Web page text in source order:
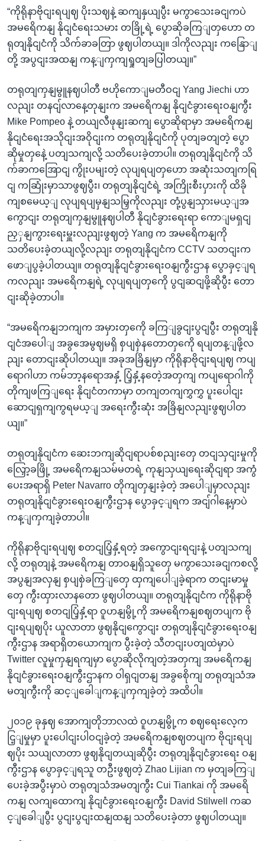
“ကိုရိုနာဗိုငျးရပျဈ ပိုးသဈနဲ့ ဆကျနှယျပွီး မကွာသေးခငျကပဲ
အမရေိကနျ နိုငျငံရေးသမား တခြို့ရဲ့ ပွောဆိုခကြျတှဟော တ
ရုတျနိုငျငံကို သိက်ခာခတြာ ဖွဈပါတယျ။ ဒါကိုလညျး ကနြောျ
တို့ အပွငျးအထနျ ကန့ျကှကျရှုတျခပြါတယျ။”
တရုတျကှနျမွူနဈပါတီ ဗဟိုကောျမတီဝငျ Yang Jiechi ဟာ
လညျး တနငျ်လာနေ့တုနျးက အမရေိကနျ နိုငျငံခွားရေးဝနျကွီး
Mike Pompeo နဲ့ တယျလီဖုနျးဆကျ ပွောဆိုရာမှာ အမရေိကနျ
နိုငျငံရေးအသိုငျးအဝိုငျးက တရုတျနိုငျငံကို ပုတျခတျတဲ့ ပွော
ဆိုမှုတှနေဲ့ ပတျသကျလို့ သတိပေးခဲ့တာပါ။ တရုတျနိုငျငံကို သိ
က်ခာကအြောငျ ကွိုးပမျးတဲ့ လုပျရပျတှဟော အဆုံးသတျကရြ
ငျ ကဆြုံးမှာသာဖွဈပွီး၊ တရုတျနိုငျငံရဲ့ အကြိုးစီးပှားကို ထိခို
ကျစမေယ့ျ လုပျရပျမှနျသမြှကိုလညျး တုံ့ပွနျသှားမယ့ျအ
ကွောငျး တရုတျကှနျမွူနဈပါတီ နိုငျငံခွားရေးရာ ကောျမရှငျ
ညှှနျကွားရေးမှူးလညျးဖွဈတဲ့ Yang က အမရေိကနျကို
သတိပေးခဲ့တယျလို့လညျး တရုတျနိုငျငံက CCTV သတငျးက
ဖောျပွခဲ့ပါတယျ။ တရုတျနိုငျငံခွားရေးဝနျကွီးဌာန ပွောခှင့ျရ
ကလညျး အမရေိကနျရဲ့ လုပျရပျတှကေို ပွငျဆငျဖို့ဆိုပွီး တော
ငျးဆိုခဲ့တာပါ။
“အမရေိကနျဘကျက အမှားတှကေို ခကြျခွငျးပွငျပွီး တရုတျနို
ငျငံအပေါျ အခွအေမွဈမရှိ စှပျစှဲနတောတှကေို ရပျတန့ျဖို့လ
ညျး တောငျးဆိုပါတယျ။ အခုအခြိနျမှာ ကိုရိုနာဗိုငျးရပျဈ ကပျ
ရောဂါဟာ ကမ်ဘာ့နရောအနှံ့ ပြံ့နှံ့နတေဲ့အတှကျ ကပျရောဂါကို
တိုကျဖကြျရေး နိုငျငံတကာမှာ တကျတကျကွှကွှ ပူးပေါငျး
ဆောငျရှကျကွရမယ့ျ အရေးကွီးဆုံး အခြိနျလညျးဖွဈပါတ
ယျ။”
တရုတျနိုငျငံက ဆေးဘကျဆိုငျရာပစ်စညျးတှေ တငျသှငျးမှုကို
လြှော့ခဖြို့ အမရေိကနျသမ်မတရဲ့ ကုနျသှယျရေးဆိုငျရာ အကွံ
ပေးအရာရှိ Peter Navarro တိုကျတှနျးခဲ့တဲ့ အပေါျမှာလညျး
တရုတျနိုငျငံခွားရေးဝနျကွီးဌာန ပွောခှင့ျရက အငျ်ဂါနေ့မှာပဲ
ကန့ျကှကျခဲ့တာပါ။
ကိုရိုနာဗိုငျးရပျဈ စတငျပြံ့နှံ့ရတဲ့ အကွောငျးရငျးနဲ့ ပတျသကျ
လို့ တရုတျနဲ့ အမရေိကနျ တာဝနျရှိသူတှေ မကွာသေးခငျကစလို့
အပွနျအလှနျ စှပျစှဲခကြျတှေ ထှကျပေါျခဲ့ရာက တငျးမာမှု
တှေ ကွီးထှားလာနတော ဖွဈပါတယျ။ တရုတျနိုငျငံက ကိုရိုနာဗို
ငျးရပျဈ စတငျပြံ့နှံ့ရာ ဝူဟနျမွို့ကို အမရေိကနျစဈတပျက ဗို
ငျးရပျဈပိုး ယူလာတာ ဖွဈနိုငျကွောငျး တရုတျနိုငျငံခွားရေးဝနျ
ကွီးဌာန အရာရှိတယောကျက ပွီးခဲ့တဲ့ သီတငျးပတျထဲမှာပဲ
Twitter လူမှုကှနျရကျမှာ ပွောဆိုလိုကျတဲ့အတှကျ အမရေိကနျ
နိုငျငံခွားရေးဝနျကွီးဌာနက ဝါရှငျတနျ အခွစေိုကျ တရုတျသံအ
မတျကွီးကို ဆင့ျခေါျကန့ျကှကျခဲ့တဲ့ အထိပါ။
၂၀၁၉ ခုနှဈ အောကျတိုဘာလထဲ ဝူဟနျမွို့က စဈရေးလေ့က
ငြ့ျမှုမှာ ပူးပေါငျးပါဝငျခဲ့တဲ့ အမရေိကနျစဈတပျက ဗိုငျးရပျ
ဈပိုး သယျလာတာ ဖွဈနိုငျတယျဆိုပွီး တရုတျနိုငျငံခွားရေး ဝနျ
ကွီးဌာန ပွောခှင့ျရသူ တဦးဖွဈတဲ့ Zhao Lijian က မှတျခကြျ
ပေးခဲ့အပွီးမှာပဲ တရုတျသံအမတျကွီး Cui Tiankai ကို အမရေိ
ကနျ လကျထောကျ နိုငျငံခွားရေးဝနျကွီး David Stilwell ကဆ
င့ျခေါျပွီး ပွငျးပွငျးထနျထနျ သတိပေးခဲ့တာ ဖွဈပါတယျ။